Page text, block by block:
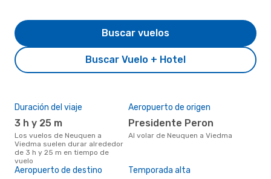
Buscar Vuelo + Hotel
Buscar vuelos
Duración del viaje
3 h y 25 m
Los vuelos de Neuquen a
Viedma suelen durar alrededor
de 3 h y 25 m en tiempo de
vuelo
Aeropuerto de origen
Presidente Peron
Al volar de Neuquen a Viedma
Aeropuerto de destino Temporada alta